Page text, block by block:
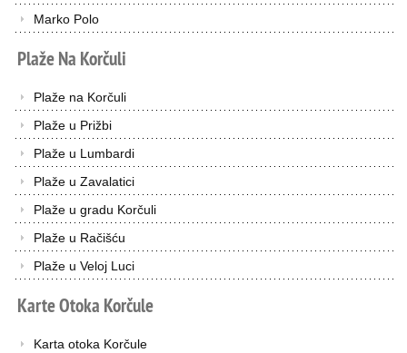
Marko Polo
PlažeNa Korčuli
Plaže na Korčuli
Plaže u Prižbi
Plaže u Lumbardi
Plaže u Zavalatici
Plaže u gradu Korčuli
Plaže u Račišću
Plaže u Veloj Luci
KarteOtoka Korčule
Karta otoka Korčule